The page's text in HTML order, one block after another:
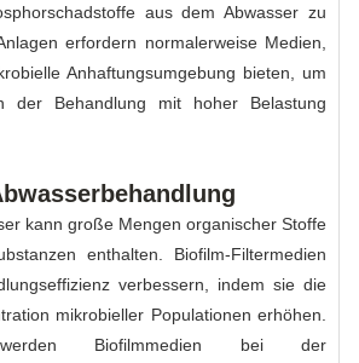
aus dem Abwasser zu
erfordern normalerweise Medien,
Anhaftungsumgebung bieten, um
der Behandlung mit hoher Belastung
kann große Mengen organischer Stoffe
enthalten. Biofilm-Filtermedien
verbessern, indem sie die
mikrobieller Populationen erhöhen.
werden Biofilmmedien bei der